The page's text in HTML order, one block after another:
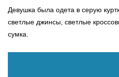
Девушка была одета в серую
светлые джинсы, светлые
сумка.